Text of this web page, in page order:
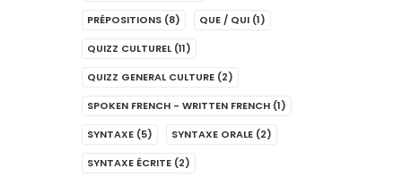
PRÉPOSITIONS (8) QUE / QUI (1)
QUIZZ CULTUREL (11)
QUIZZ GENERAL CULTURE (2)
SPOKEN FRENCH - WRITTEN FRENCH (1)
SYNTAXE (5) SYNTAXE ORALE (2)
SYNTAXE ÉCRITE (2)